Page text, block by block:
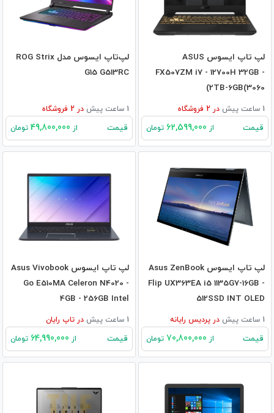
لپ تاپ ایسوس ASUS
FX507ZM i7 - 12700H 32GB -
2TB-6GB(3060)
1 ساعت پیش در فروشگاه
قیمت از تومان
لپ‌تاپ ایسوس مدل ROG Strix
G15 G513RC
1 ساعت پیش در فروشگاه
قیمت از تومان
لپ تاپ ایسوس Asus ZenBook
Flip UX363EA i5 1135G7-16GB -
512SSD INT OLED
1 ساعت پیش در پردیس رایانه
قیمت از تومان
لپ تاپ ایسوس Asus Vivobook
Go E510MA Celeron N4020 -
4GB - 256GB Intel
1 ساعت پیش در تاپ رایان
قیمت از تومان